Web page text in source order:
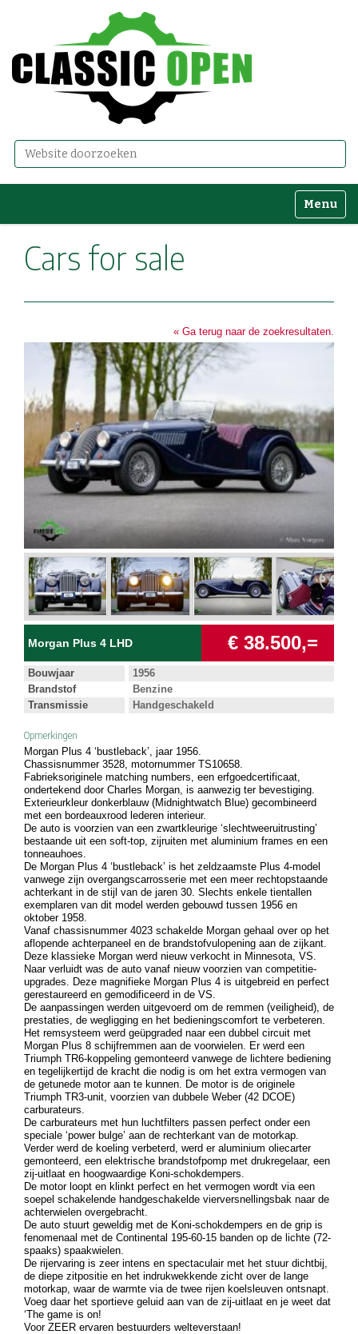
Zoek
Toggle
Cars for sale
« Ga terug naar de zoekresultaten.
Morgan Plus 4 LHD € 38.500,=
Bouwjaar
1956
Brandstof
Benzine
Transmissie
Handgeschakeld
Opmerkingen
Morgan Plus 4 ‘bustleback’, jaar 1956.
Chassisnummer 3528, motornummer TS10658.
Fabrieksoriginele matching numbers, een erfgoedcertificaat,
ondertekend door Charles Morgan, is aanwezig ter bevestiging.
Exterieurkleur donkerblauw (Midnightwatch Blue) gecombineerd
met een bordeauxrood lederen interieur.
De auto is voorzien van een zwartkleurige ‘slechtweeruitrusting’
bestaande uit een soft-top, zijruiten met aluminium frames en een
tonneauhoes.
De Morgan Plus 4 ‘bustleback’ is het zeldzaamste Plus 4-model
vanwege zijn overgangscarrosserie met een meer rechtopstaande
achterkant in de stijl van de jaren 30. Slechts enkele tientallen
exemplaren van dit model werden gebouwd tussen 1956 en
oktober 1958.
Vanaf chassisnummer 4023 schakelde Morgan gehaal over op het
aflopende achterpaneel en de brandstofvulopening aan de zijkant.
Deze klassieke Morgan werd nieuw verkocht in Minnesota, VS.
Naar verluidt was de auto vanaf nieuw voorzien van competitie-
upgrades. Deze magnifieke Morgan Plus 4 is uitgebreid en perfect
gerestaureerd en gemodificeerd in de VS.
De aanpassingen werden uitgevoerd om de remmen (veiligheid), de
prestaties, de wegligging en het bedieningscomfort te verbeteren.
Het remsysteem werd geüpgraded naar een dubbel circuit met
Morgan Plus 8 schijfremmen aan de voorwielen. Er werd een
Triumph TR6-koppeling gemonteerd vanwege de lichtere bediening
en tegelijkertijd de kracht die nodig is om het extra vermogen van
de getunede motor aan te kunnen. De motor is de originele
Triumph TR3-unit, voorzien van dubbele Weber (42 DCOE)
carburateurs.
De carburateurs met hun luchtfilters passen perfect onder een
speciale ‘power bulge’ aan de rechterkant van de motorkap.
Verder werd de koeling verbeterd, werd er aluminium oliecarter
gemonteerd, een elektrische brandstofpomp met drukregelaar, een
zij-uitlaat en hoogwaardige Koni-schokdempers.
De motor loopt en klinkt perfect en het vermogen wordt via een
soepel schakelende handgeschakelde vierversnellingsbak naar de
achterwielen overgebracht.
De auto stuurt geweldig met de Koni-schokdempers en de grip is
fenomenaal met de Continental 195-60-15 banden op de lichte (72-
spaaks) spaakwielen.
De rijervaring is zeer intens en spectaculair met het stuur dichtbij,
de diepe zitpositie en het indrukwekkende zicht over de lange
motorkap, waar de warmte via de twee rijen koelsleuven ontsnapt.
Voeg daar het sportieve geluid aan van de zij-uitlaat en je weet dat
‘The game is on!
Voor ZEER ervaren bestuurders welteverstaan!